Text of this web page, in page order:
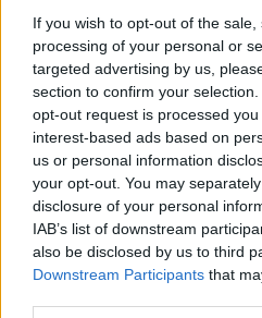
If you wish to opt-out of the
processing of your personal or
targeted advertising by us,
section to confirm your
opt-out request is processed
interest-based ads based on
us or personal information
your opt-out. You may
disclosure of your personal
IAB’s list of downstream
also be disclosed by us to third
Downstream Participants that
ugyanakkor nyitott
predesztinálja egy angol
kisebbségi magyar
kapcsán soha nem jut
színész, inkább
értelemben). Ő nem
magyar, európai és
eleganciával sétál
Marosvásárhelyen a
Nagyméltóságos. A
Főiskola első évfolyamán
mára egyetemmé változott
rajta múlt, hogy az erdélyi